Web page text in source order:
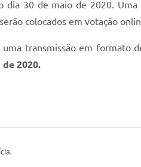
30 de maio de 2020.
colocados em votação
transmissão em formato
2020.